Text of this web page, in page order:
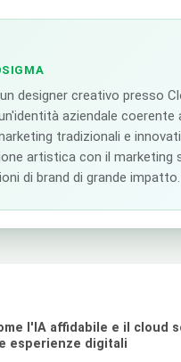
designer creativo presso
aziendale coerente
tradizionali e
artistica con il marketing
di brand di grande impatto.
l'IA affidabile e il cloud
esperienze digitali